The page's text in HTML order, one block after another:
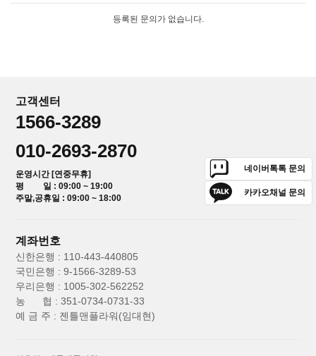
등록된 문의가 없습니다.
고객센터
1566-3289
010-2693-2870
운영시간 [연중무휴]
평 일 : 09:00 ~ 19:00
주말,공휴일 : 09:00 ~ 18:00
네이버톡톡 문의
카카오채널 문의
계좌번호
신한은행 : 110-443-440805
국민은행 : 9-1566-3289-53
우리은행 : 1005-302-562252
농 협 : 351-0734-0731-33
예 금 주 : 젠틀맨플라워(임대현)